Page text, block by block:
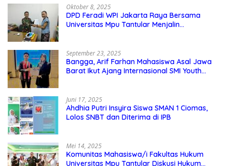
Oktober 8, 2025
DPD Feradi WPI Jakarta Raya Bersama
Universitas Mpu Tantular Menjalin
September 23, 2025
Bangga, Arif Farhan Mahasiswa Asal Jawa
Barat Ikut Ajang Internasional SMI Youth
Juni 17, 2025
Ahdhia Putri Insyira Siswa SMAN 1 Ciomas,
Lolos SNBT dan Diterima di IPB
Mei 14, 2025
Komunitas Mahasiswa/i Fakultas Hukum
Universitas Mpu Tantular Diskusi Hukum